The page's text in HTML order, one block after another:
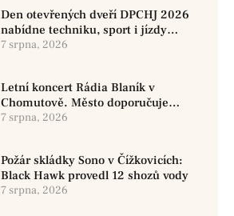
Den otevřených dveří DPCHJ 2026
nabídne techniku, sport i jízdy
historickými vozy
7 srpna, 2026
Letní koncert Rádia Blaník v
Chomutově. Město doporučuje
využít MHD
7 srpna, 2026
Požár skládky Sono v Čížkovicích:
Black Hawk provedl 12 shozů vody
7 srpna, 2026